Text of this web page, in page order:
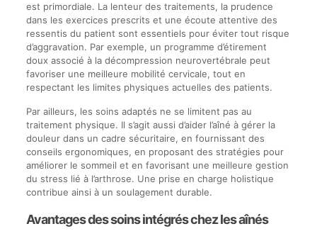
est primordiale. La lenteur des traitements, la prudence
dans les exercices prescrits et une écoute attentive des
ressentis du patient sont essentiels pour éviter tout risque
d’aggravation. Par exemple, un programme d’étirement
doux associé à la décompression neurovertébrale peut
favoriser une meilleure mobilité cervicale, tout en
respectant les limites physiques actuelles des patients.
Par ailleurs, les soins adaptés ne se limitent pas au
traitement physique. Il s’agit aussi d’aider l’aîné à gérer la
douleur dans un cadre sécuritaire, en fournissant des
conseils ergonomiques, en proposant des stratégies pour
améliorer le sommeil et en favorisant une meilleure gestion
du stress lié à l’arthrose. Une prise en charge holistique
contribue ainsi à un soulagement durable.
Avantages des soins intégrés chez les aînés